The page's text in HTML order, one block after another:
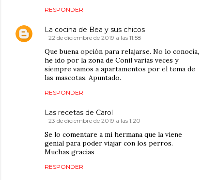
RESPONDER
La cocina de Bea y sus chicos
22 de diciembre de 2019 a las 11:58
Que buena opción para relajarse. No lo conocía,
he ido por la zona de Conil varias veces y
siempre vamos a apartamentos por el tema de
las mascotas. Apuntado.
RESPONDER
Las recetas de Carol
23 de diciembre de 2019 a las 1:20
Se lo comentare a mi hermana que la viene
genial para poder viajar con los perros.
Muchas gracias
RESPONDER